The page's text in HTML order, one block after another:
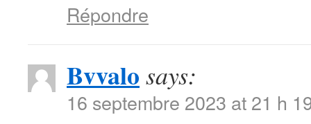
Répondre
Bvvalo says:
16 septembre 2023 at 21 h